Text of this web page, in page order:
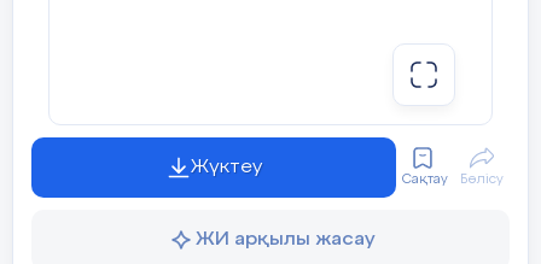
Жүктеу
Сақтау Бөлісу
ЖИ арқылы жасау